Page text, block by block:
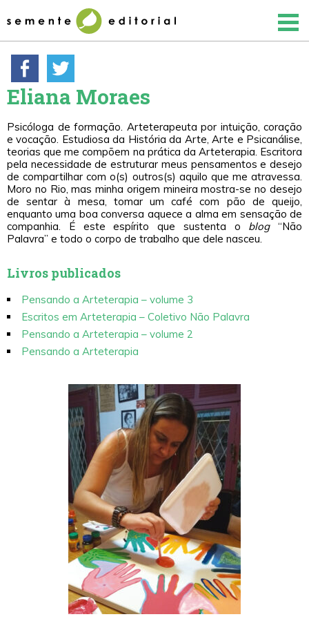
Eliana Moraes
Psicóloga de formação. Arteterapeuta por intuição, coração
e vocação. Estudiosa da História da Arte, Arte e Psicanálise,
teorias que me compõem na prática da Arteterapia. Escritora
pela necessidade de estruturar meus pensamentos e desejo
de compartilhar com o(s) outros(s) aquilo que me atravessa.
Moro no Rio, mas minha origem mineira mostra-se no desejo
de sentar à mesa, tomar um café com pão de queijo,
enquanto uma boa conversa aquece a alma em sensação de
companhia. É este espírito que sustenta o blog“Não
Palavra” e todo o corpo de trabalho que dele nasceu.
Livros publicados
Pensando a Arteterapia – volume 3
Escritos em Arteterapia – Coletivo Não Palavra
Pensando a Arteterapia – volume 2
Pensando a Arteterapia